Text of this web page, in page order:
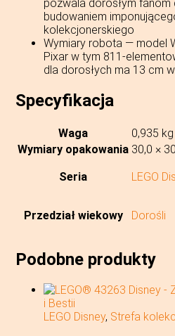
pozwala dorosłym
budowaniem
kolekcjonerskiego
Wymiary robota — model
Pixar w tym 811-
dla dorosłych ma 13 cm
Specyfikacja
Waga
0,935 kg
Wymiary opakowania 30,0 ×
Seria LEGO
Przedział wiekowy Dorośli
Podobne produkty
LEGO Disney, Strefa